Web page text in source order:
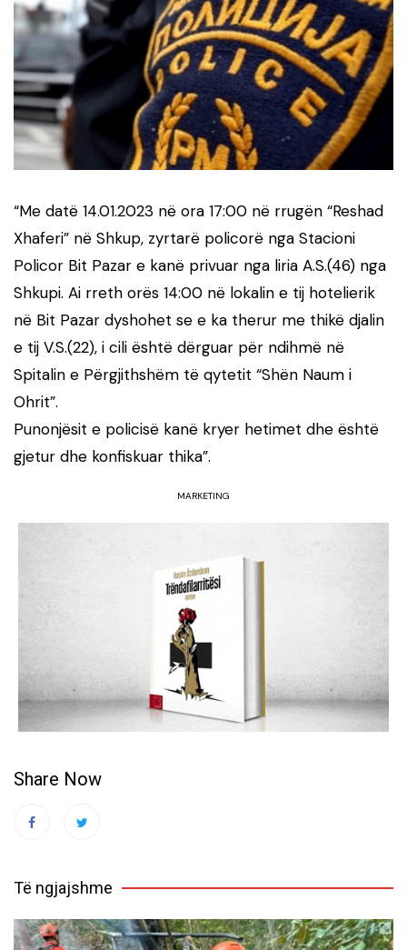
“Me datë 14.01.2023 në ora 17:00 në rrugën “Reshad
Xhaferi” në Shkup, zyrtarë policorë nga Stacioni
Policor Bit Pazar e kanë privuar nga liria A.S.(46) nga
Shkupi. Ai rreth orës 14:00 në lokalin e tij hotelierik
në Bit Pazar dyshohet se e ka therur me thikë djalin
e tij V.S.(22), i cili është dërguar për ndihmë në
Spitalin e Përgjithshëm të qytetit “Shën Naum i
Ohrit”.
Punonjësit e policisë kanë kryer hetimet dhe është
gjetur dhe konfiskuar thika”.
MARKETING
Share Now
Të ngjajshme